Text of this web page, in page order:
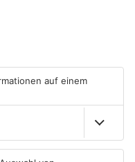
auch ein
der besagte
mit seinem
Gebüsch am
Die Person, die bei
in den Wald lief,
wenig später gestellt
Hierbei handelt es sich
Stirnlampe und einer
Aufgrund der